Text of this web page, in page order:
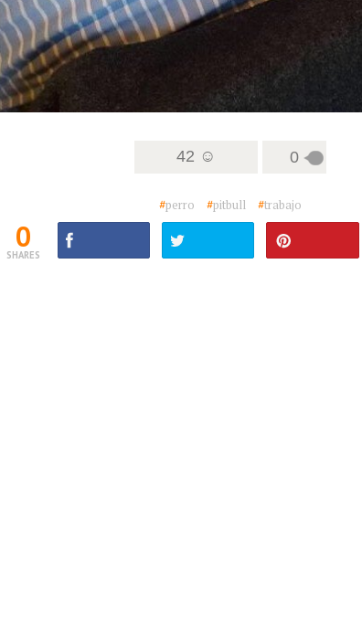
42 ☺ 0
#perro #pitbull #trabajo
0
SHARES